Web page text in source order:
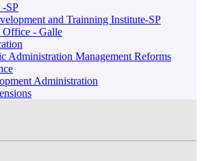
-SP
and Trainning Institute-SP
Office - Galle
Administration Management Reforms
Administration